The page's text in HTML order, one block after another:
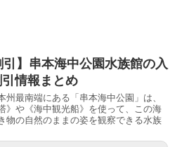
引】串本海中公園水族館の入
情報まとめ
州最南端にある「串本海中公園」は、
》や《海中観光船》を使って、この海
物の自然のままの姿を観察できる水族